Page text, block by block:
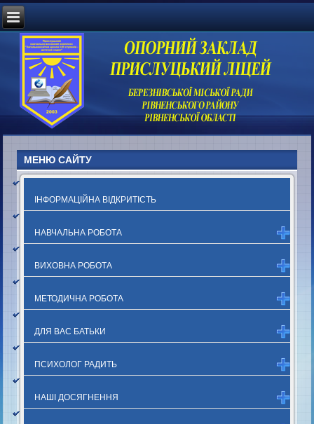
МЕНЮ САЙТУ
ІНФОРМАЦІЙНА ВІДКРИТІСТЬ
НАВЧАЛЬНА РОБОТА
ВИХОВНА РОБОТА
МЕТОДИЧНА РОБОТА
ДЛЯ ВАС БАТЬКИ
ПСИХОЛОГ РАДИТЬ
НАШІ ДОСЯГНЕННЯ